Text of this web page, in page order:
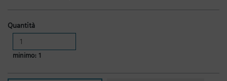
Quantità
minimo: 1